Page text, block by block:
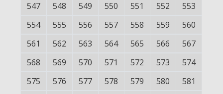
547
548 549 550 551 552
553
554
555 556 557 558 559
560
561
562 563 564 565 566
567
568
569 570 571 572 573
574
575
576 577 578 579 580
581